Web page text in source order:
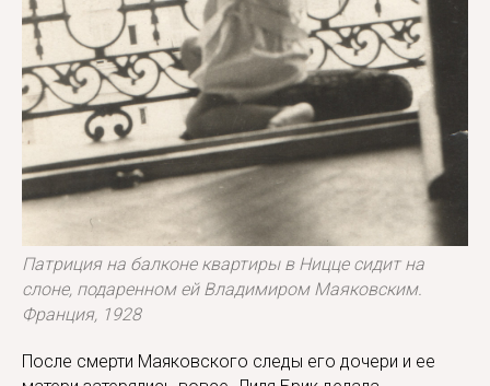
Патриция на балконе квартиры в Ницце сидит на
слоне, подаренном ей Владимиром Маяковским.
Франция, 1928
После смерти Маяковского следы его дочери и ее